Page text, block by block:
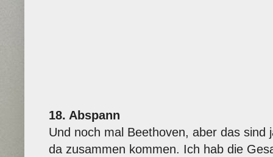
18. Abspann
Und noch mal Beethoven, aber das sind
da zusammen kommen. Ich hab die